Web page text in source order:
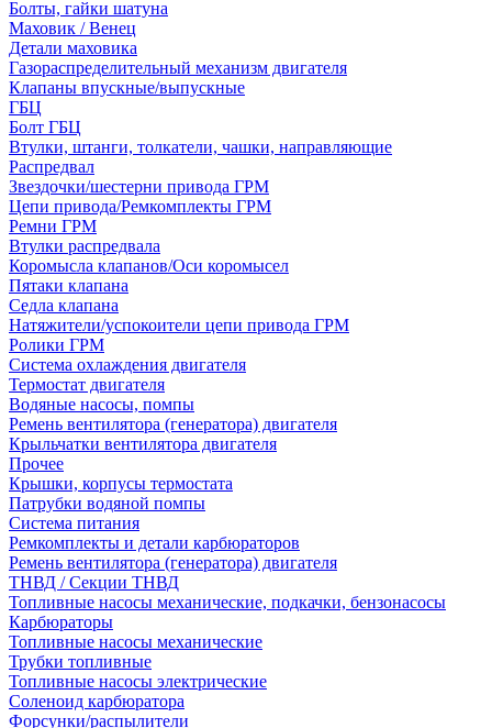
Болты, гайки шатуна
Маховик / Венец
Детали маховика
Газораспределительный механизм двигателя
Клапаны впускные/выпускные
ГБЦ
Болт ГБЦ
Втулки, штанги, толкатели, чашки, направляющие
Распредвал
Звездочки/шестерни привода ГРМ
Цепи привода/Ремкомплекты ГРМ
Ремни ГРМ
Втулки распредвала
Коромысла клапанов/Оси коромысел
Пятаки клапана
Седла клапана
Натяжители/успокоители цепи привода ГРМ
Ролики ГРМ
Система охлаждения двигателя
Термостат двигателя
Водяные насосы, помпы
Ремень вентилятора (генератора) двигателя
Крыльчатки вентилятора двигателя
Прочее
Крышки, корпусы термостата
Патрубки водяной помпы
Система питания
Ремкомплекты и детали карбюраторов
Ремень вентилятора (генератора) двигателя
ТНВД / Секции ТНВД
Топливные насосы механические, подкачки, бензонасосы
Карбюраторы
Топливные насосы механические
Трубки топливные
Топливные насосы электрические
Соленоид карбюратора
Форсунки/распылители